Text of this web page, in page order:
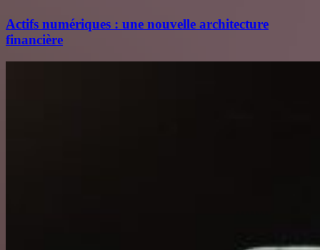
Actifs numériques : une nouvelle architecture
financière